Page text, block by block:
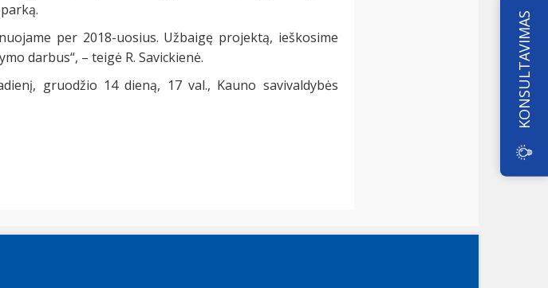
per 2018-uosius. Užbaigę projektą, ieškosime
darbus“, – teigė R. Savickienė.
gruodžio 14 dieną, 17 val., Kauno savivaldybės
KONSULTAVIMAS